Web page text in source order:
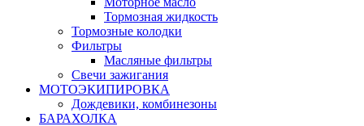
Тормозная жидкость
Тормозные колодки
Фильтры
Масляные фильтры
Свечи зажигания
МОТОЭКИПИРОВКА
Дождевики, комбинезоны
БАРАХОЛКА